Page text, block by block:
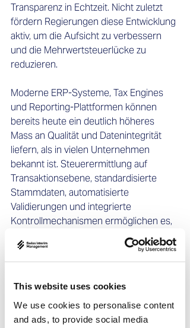
This website uses cookies
We use cookies to personalise content
and ads, to provide social media
Transparenz in Echtzeit. Nicht zuletzt
fördern Regierungen diese Entwicklung
aktiv, um die Aufsicht zu verbessern
und die Mehrwertsteuerlücke zu
reduzieren.
Moderne ERP-Systeme, Tax Engines
und Reporting-Plattformen können
bereits heute ein deutlich höheres
Mass an Qualität und Datenintegrität
liefern, als in vielen Unternehmen
bekannt ist. Steuerermittlung auf
Transaktionsebene, standardisierte
Stammdaten, automatisierte
Validierungen und integrierte
Kontrollmechanismen ermöglichen es,
Fehler direkt an der Quelle zu
identifizieren, statt sie erst im
Nachhinein zu korrigieren. Wird die
operativer Vermögenswert betrachtet,
steigen Genauigkeit und Effizienz,
während Prüfungsrisiken sinken.